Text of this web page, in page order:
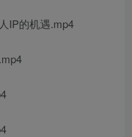
IP的机遇.mp4